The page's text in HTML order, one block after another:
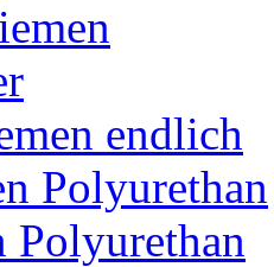
endlich
Polyurethan
Polyurethan